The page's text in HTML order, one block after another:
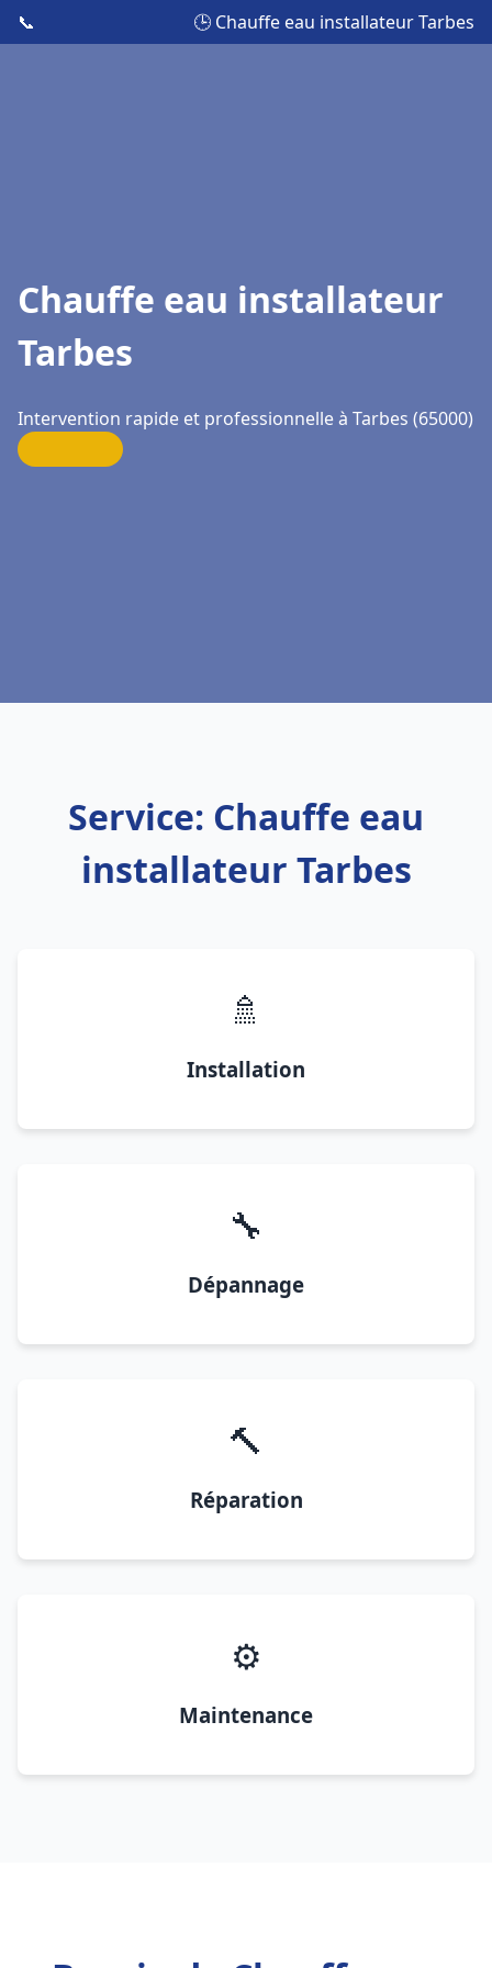
📞 🕒 Chauffe eau installateur Tarbes
Chauffe eau installateur
Tarbes
Intervention rapide et professionnelle à Tarbes (65000)
Service: Chauffe eau
installateur Tarbes
🚿
Installation
🔧
Dépannage
🔨
Réparation
⚙️
Maintenance